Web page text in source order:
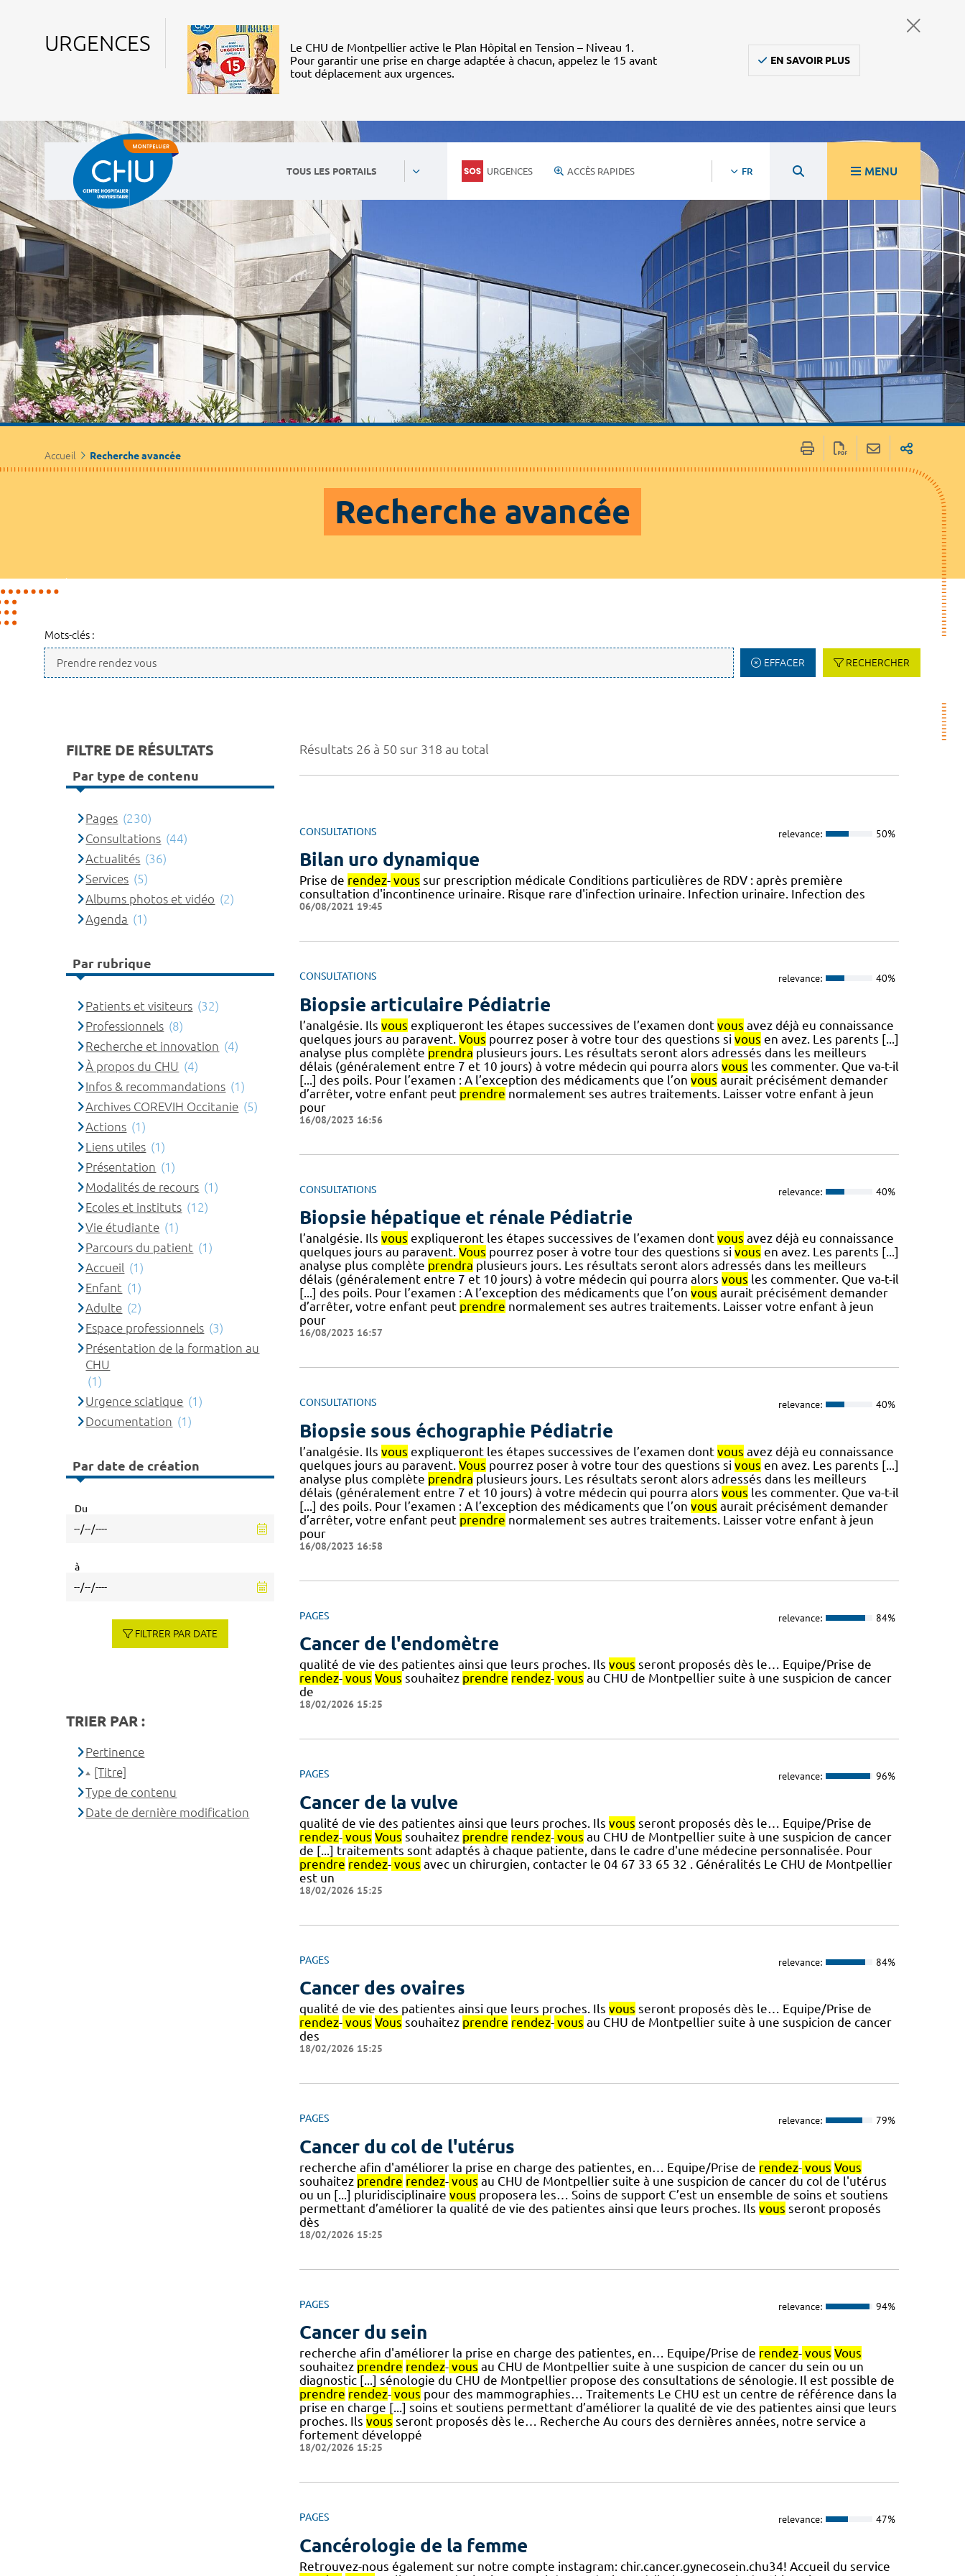
URGENCES
Le CHU de Montpellier active le Plan Hôpital en Tension – Niveau 1.
Pour garantir une prise en charge adaptée à chacun, appelez le 15 avant
tout déplacement aux urgences.
EN SAVOIR PLUS
TOUS LES PORTAILS URGENCES ACCÈS RAPIDES FR MENU
Accueil Recherche avancée
Recherche avancée
Mots-clés :
EFFACER RECHERCHER
Résultats 26 à 50 sur 318 au total
CONSULTATIONS relevance: 50%
Bilan uro dynamique
Prise de rendez- vous sur prescription médicale Conditions particulières de RDV : après première
consultation d'incontinence urinaire. Risque rare d'infection urinaire. Infection urinaire. Infection des
06/08/2021 19:45
CONSULTATIONS relevance: 40%
Biopsie articulaire Pédiatrie
l’analgésie. Ils vous expliqueront les étapes successives de l’examen dont vous avez déjà eu connaissance
quelques jours au paravent. Vous pourrez poser à votre tour des questions si vous en avez. Les parents [...]
analyse plus complète prendra plusieurs jours. Les résultats seront alors adressés dans les meilleurs
délais (généralement entre 7 et 10 jours) à votre médecin qui pourra alors vous les commenter. Que va-t-il
[...] des poils. Pour l’examen : A l’exception des médicaments que l’on vous aurait précisément demander
d’arrêter, votre enfant peut prendre normalement ses autres traitements. Laisser votre enfant à jeun
pour
16/08/2023 16:56
CONSULTATIONS relevance: 40%
Biopsie hépatique et rénale Pédiatrie
l’analgésie. Ils vous expliqueront les étapes successives de l’examen dont vous avez déjà eu connaissance
quelques jours au paravent. Vous pourrez poser à votre tour des questions si vous en avez. Les parents [...]
analyse plus complète prendra plusieurs jours. Les résultats seront alors adressés dans les meilleurs
délais (généralement entre 7 et 10 jours) à votre médecin qui pourra alors vous les commenter. Que va-t-il
[...] des poils. Pour l’examen : A l’exception des médicaments que l’on vous aurait précisément demander
d’arrêter, votre enfant peut prendre normalement ses autres traitements. Laisser votre enfant à jeun
pour
16/08/2023 16:57
CONSULTATIONS relevance: 40%
Biopsie sous échographie Pédiatrie
l’analgésie. Ils vous expliqueront les étapes successives de l’examen dont vous avez déjà eu connaissance
quelques jours au paravent. Vous pourrez poser à votre tour des questions si vous en avez. Les parents [...]
analyse plus complète prendra plusieurs jours. Les résultats seront alors adressés dans les meilleurs
délais (généralement entre 7 et 10 jours) à votre médecin qui pourra alors vous les commenter. Que va-t-il
[...] des poils. Pour l’examen : A l’exception des médicaments que l’on vous aurait précisément demander
d’arrêter, votre enfant peut prendre normalement ses autres traitements. Laisser votre enfant à jeun
pour
16/08/2023 16:58
PAGES relevance: 84%
Cancer de l'endomètre
qualité de vie des patientes ainsi que leurs proches. Ils vous seront proposés dès le… Equipe/Prise de
rendez- vous Vous souhaitez prendre rendez- vous au CHU de Montpellier suite à une suspicion de cancer
de
18/02/2026 15:25
PAGES relevance: 96%
Cancer de la vulve
qualité de vie des patientes ainsi que leurs proches. Ils vous seront proposés dès le… Equipe/Prise de
rendez- vous Vous souhaitez prendre rendez- vous au CHU de Montpellier suite à une suspicion de cancer
de [...] traitements sont adaptés à chaque patiente, dans le cadre d'une médecine personnalisée. Pour
prendre rendez- vous avec un chirurgien, contacter le 04 67 33 65 32 . Généralités Le CHU de Montpellier
est un
18/02/2026 15:25
PAGES relevance: 84%
Cancer des ovaires
qualité de vie des patientes ainsi que leurs proches. Ils vous seront proposés dès le… Equipe/Prise de
rendez- vous Vous souhaitez prendre rendez- vous au CHU de Montpellier suite à une suspicion de cancer
des
18/02/2026 15:25
PAGES relevance: 79%
Cancer du col de l'utérus
recherche afin d'améliorer la prise en charge des patientes, en… Equipe/Prise de rendez- vous Vous
souhaitez prendre rendez- vous au CHU de Montpellier suite à une suspicion de cancer du col de l'utérus
ou un [...] pluridisciplinaire vous proposera les… Soins de support C’est un ensemble de soins et soutiens
permettant d’améliorer la qualité de vie des patientes ainsi que leurs proches. Ils vous seront proposés
dès
18/02/2026 15:25
PAGES relevance: 94%
Cancer du sein
recherche afin d'améliorer la prise en charge des patientes, en… Equipe/Prise de rendez- vous Vous
souhaitez prendre rendez- vous au CHU de Montpellier suite à une suspicion de cancer du sein ou un
diagnostic [...] sénologie du CHU de Montpellier propose des consultations de sénologie. Il est possible de
prendre rendez- vous pour des mammographies… Traitements Le CHU est un centre de référence dans la
prise en charge [...] soins et soutiens permettant d’améliorer la qualité de vie des patientes ainsi que leurs
proches. Ils vous seront proposés dès le… Recherche Au cours des dernières années, notre service a
fortement développé
18/02/2026 15:25
PAGES relevance: 47%
Cancérologie de la femme
Retrouvez-nous également sur notre compte instagram: chir.cancer.gynecosein.chu34! Accueil du service
FILTRE DE RÉSULTATS
Par type de contenu
Pages (230)
Consultations (44)
Actualités (36)
Services (5)
Albums photos et vidéo (2)
Agenda (1)
Par rubrique
Patients et visiteurs (32)
Professionnels (8)
Recherche et innovation (4)
À propos du CHU (4)
Infos & recommandations (1)
Archives COREVIH Occitanie (5)
Actions (1)
Liens utiles (1)
Présentation (1)
Modalités de recours (1)
Ecoles et instituts (12)
Vie étudiante (1)
Parcours du patient (1)
Accueil (1)
Enfant (1)
Adulte (2)
Espace professionnels (3)
Présentation de la formation au
CHU
(1)
Urgence sciatique (1)
Documentation (1)
Par date de création
Du
à
FILTRER PAR DATE
TRIER PAR :
Pertinence
[Titre]
Type de contenu
Date de dernière modification